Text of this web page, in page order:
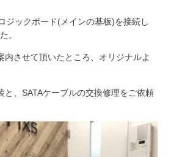
ジックボード(メインの基板)を接続し
。
内させて頂いたところ、オリジナルよ
と、SATAケーブルの交換修理をご依頼